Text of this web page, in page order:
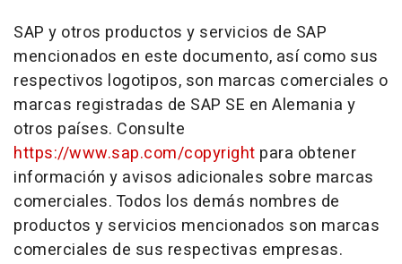
SAP y otros productos y servicios de SAP
mencionados en este documento, así como sus
respectivos logotipos, son marcas comerciales o
marcas registradas de SAP SE en Alemania y
otros países. Consulte
https://www.sap.com/copyright para obtener
información y avisos adicionales sobre marcas
comerciales. Todos los demás nombres de
productos y servicios mencionados son marcas
comerciales de sus respectivas empresas.